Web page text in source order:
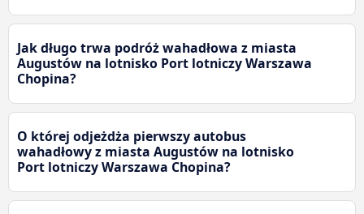
Jak długo trwa podróż wahadłowa z miasta
Augustów na lotnisko Port lotniczy Warszawa
Chopina?
O której odjeżdża pierwszy autobus
wahadłowy z miasta Augustów na lotnisko
Port lotniczy Warszawa Chopina?